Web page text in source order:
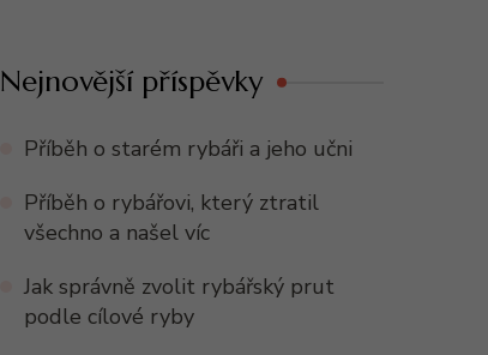
Nejnovější příspěvky
Příběh o starém rybáři a jeho učni
Příběh o rybářovi, který ztratil
všechno a našel víc
Jak správně zvolit rybářský prut
podle cílové ryby